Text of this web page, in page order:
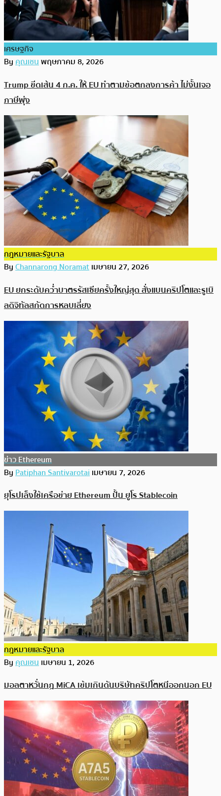
เศรษฐกิจ
Byคุณเชนพฤษภาคม 8, 2026
Trump ขีดเส้น 4 ก.ค. ให้ EU ทำตามข้อตกลงการค้า ไม่งั้นเจอ
ภาษีพุ่ง
กฎหมายและรัฐบาล
ByChannarong Noramatเมษายน 27, 2026
EU ยกระดับคว่ำบาตรรัสเซียครั้งใหญ่สุด สั่งแบนคริปโตและรูเบิ
ลดิจิทัลสกัดการหลบเลี่ยง
ข่าว Ethereum
ByPatiphan Santivarotaiเมษายน 7, 2026
ยุโรปเล็งใช้เครือข่าย Ethereum ปั้น ยูโร Stablecoin
กฎหมายและรัฐบาล
Byคุณเชนเมษายน 1, 2026
มอลตาหวั่นกฎ MiCA เข้มเกินดันบริษัทคริปโตหนีออกนอก EU